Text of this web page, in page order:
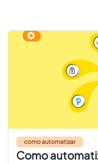
como automatizar
Como